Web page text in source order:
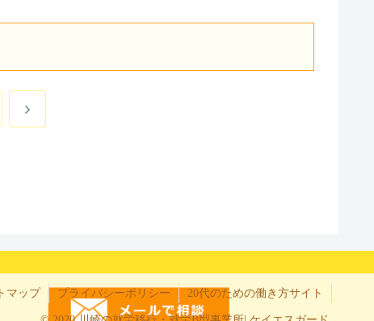
次
マップ プライバシーポリシー 20代のための働き方サイト